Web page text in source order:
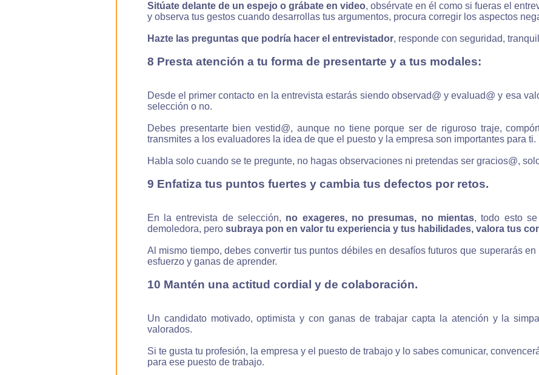
Sitúate delante de un espejo o grábate en video, obsérvate en él como si fueras el
y observa tus gestos cuando desarrollas tus argumentos, procura corregir los aspectos
Hazte las preguntas que podría hacer el entrevistador, responde con seguridad,
8 Presta atención a tu forma de presentarte y a tus modales:
Desde el primer contacto en la entrevista estarás siendo observad@ y evaluad@ y esa
selección o no.
Debes presentarte bien vestid@, aunque no tiene porque ser de riguroso traje,
transmites a los evaluadores la idea de que el puesto y la empresa son importantes para ti.
Habla solo cuando se te pregunte, no hagas observaciones ni pretendas ser gracios@,
9 Enfatiza tus puntos fuertes y cambia tus defectos por retos.
En la entrevista de selección, no exageres, no presumas, no mientas, todo esto
demoledora, pero subraya pon en valor tu experiencia y tus habilidades, valora tus
Al mismo tiempo, debes convertir tus puntos débiles en desafíos futuros que superarás
esfuerzo y ganas de aprender.
10 Mantén una actitud cordial y de colaboración.
Un candidato motivado, optimista y con ganas de trabajar capta la atención y la
valorados.
Si te gusta tu profesión, la empresa y el puesto de trabajo y lo sabes comunicar,
para ese puesto de trabajo.